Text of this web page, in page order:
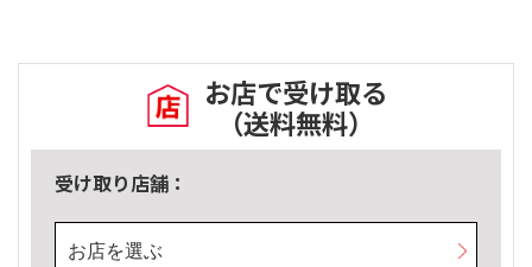
お店で受け取る
（送料無料）
受け取り店舗：
お店を選ぶ